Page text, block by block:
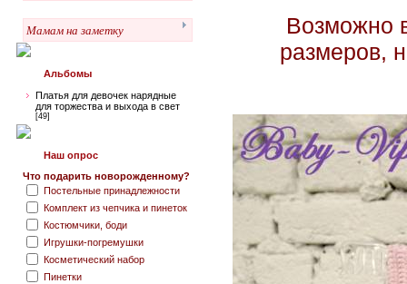
Мамам на заметку
Альбомы
Платья для девочек нарядные
для торжества и выхода в свет
[49]
Наш опрос
Что подарить новорожденному?
Постельные принадлежности
Комплект из чепчика и пинеток
Костюмчики, боди
Игрушки-погремушки
Косметический набор
Пинетки
Возможно
размеров,